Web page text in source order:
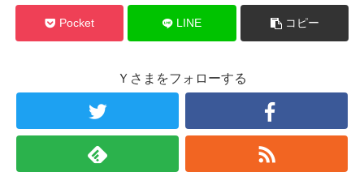
Pocket LINE コピー
Ｙさまをフォローする